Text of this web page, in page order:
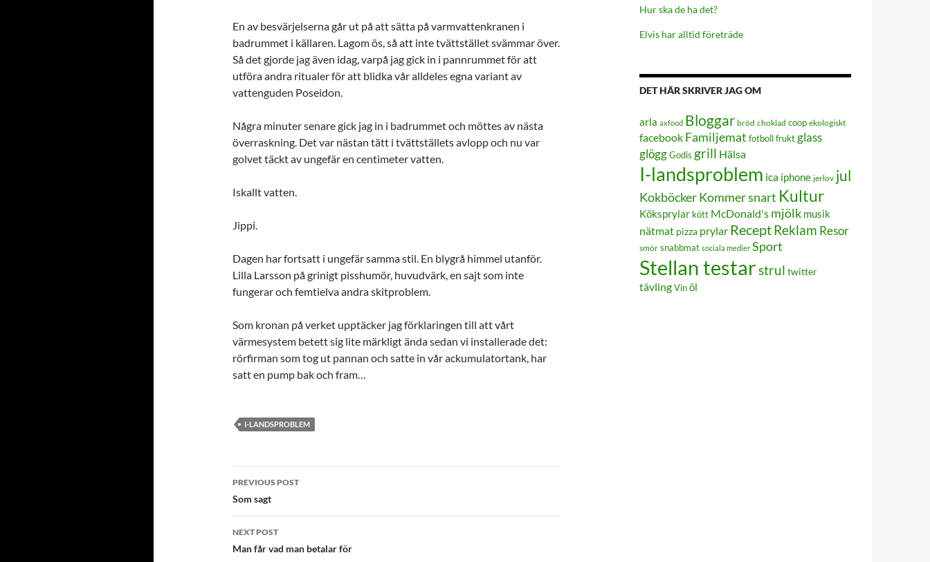
En av besvärjelserna går ut på att sätta på varmvattenkranen i
badrummet i källaren. Lagom ös, så att inte tvättstället svämmar över.
Så det gjorde jag även idag, varpå jag gick in i pannrummet för att
utföra andra ritualer för att blidka vår alldeles egna variant av
vattenguden Poseidon.
Några minuter senare gick jag in i badrummet och möttes av nästa
överraskning. Det var nästan tätt i tvättställets avlopp och nu var
golvet täckt av ungefär en centimeter vatten.
Iskallt vatten.
Jippi.
Dagen har fortsatt i ungefär samma stil. En blygrå himmel utanför.
Lilla Larsson på grinigt pisshumör, huvudvärk, en sajt som inte
fungerar och femtielva andra skitproblem.
Som kronan på verket upptäcker jag förklaringen till att vårt
värmesystem betett sig lite märkligt ända sedan vi installerade det:
rörfirman som tog ut pannan och satte in vår ackumulatortank, har
satt en pump bak och fram…
I-LANDSPROBLEM
Post
navigation
PREVIOUS POST
Som sagt
NEXT POST
Man får vad man betalar för
Hur ska de ha det?
Elvis har alltid företräde
DET HÄR SKRIVER JAG OM
arla axfood Bloggar bröd choklad coop ekologiskt
facebook Familjemat fotboll frukt glass
glöggGodis grill Hälsa
I-landsproblem ica iphone jerlov jul
KokböckerKommer snart Kultur
Köksprylar kött McDonald's mjölk musik
nätmat pizza prylar ReceptReklam Resor
smör snabbmat sociala medier Sport
Stellan testarstrul twitter
tävling Vin öl